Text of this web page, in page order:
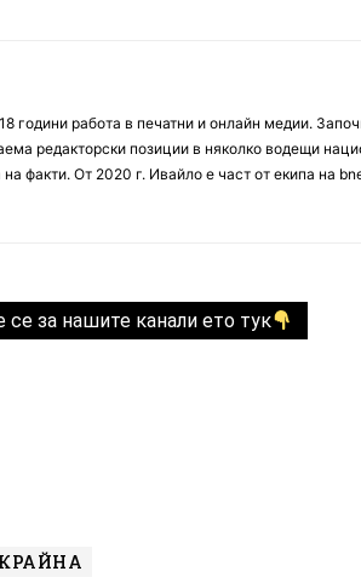
години работа в печатни и онлайн медии.
редакторски позиции в няколко водещи
факти. От 2020 г. Ивайло е част от екипа на
за нашите канали ето тук